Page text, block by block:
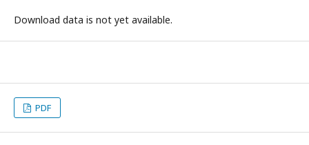
Download data is not yet available.
PDF